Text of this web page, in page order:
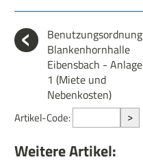
Benutzungsordnung
Blankenhornhalle
Eibensbach - Anlage
1 (Miete und
Nebenkosten)
Artikel-Code: >
Weitere Artikel: